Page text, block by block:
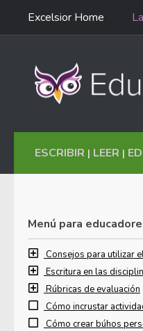
Ir al contenido
navegación
Excelsior Home
ESCRIBIR | LEER |
Menú para
Consejos para utilizar
Escritura en las
Rúbricas de evaluación
Cómo incrustar
Cómo crear búhos